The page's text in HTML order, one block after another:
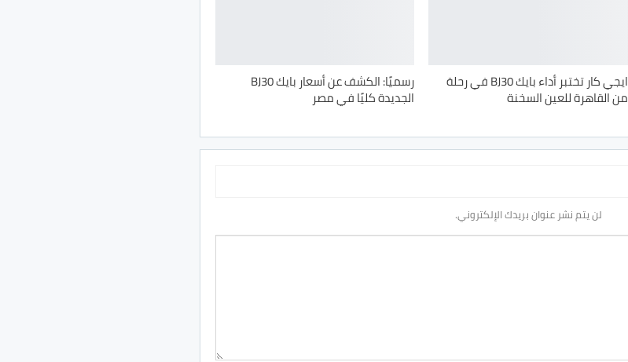
ايجي كار تختبر أداء بايك BJ30 في رحلة
من القاهرة للعين السخنة
رسميًا: الكشف عن أسعار بايك BJ30
الجديدة كليًا في مصر
لن يتم نشر عنوان بريدك الإلكتروني.